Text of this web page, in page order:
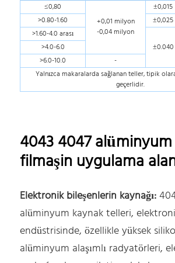
≤0,80
+0,01 milyon
-0,04 milyon
±0,015
>0.80-1.60
±0,025
>1.60-4.0 arası
±0.040
>4.0-6.0
>6.0-10.0
-
Yalnızca makaralarda sağlanan teller, tipik
geçerlidir.
4043 4047
filmaşin uygulama
Elektronik bileşenlerin kaynağı:
alüminyum kaynak telleri,
endüstrisinde, özellikle yüksek
alüminyum alaşımlı radyatörleri,